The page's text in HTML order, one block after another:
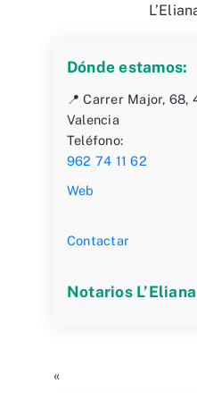
Dónde estamos:
📍 Carrer Major, 68,
Valencia
Teléfono:
962 74 11 62
Web
Contactar
Notarios L’Eliana
«